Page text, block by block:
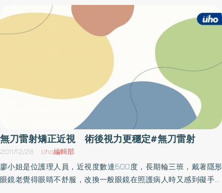
上經驗，因此在無從比較的基準下，就怕當到冤大頭。根據在醫院
從事近視雷射的專業醫師表示，其實市面近視雷射手術的名堂五花
八門，但不管號稱什麼飛秒雷射、6D雷射、除夜間眩光、升級色彩
鮮明雷射等，實際上就只有分板層刀與無刀雷射切割角膜二種方
式，另外再針對眼睛本身條件搭配準分子或前導波系統，其實根本
沒有太多的花樣和空間可以變化。如民眾近期有接受雷射手術的打
算，不妨先認識下列雷射程序和名詞，以防被解說的專業人員給誤
導或選擇到不適合自己的手術療程。知名眼科專業醫師張朝凱說
明，雷射最基礎的是切割角膜，將角膜上方依照比例平整切開，形
成角膜辦，保留角膜上皮以及前彈力層，等雷射過程結束後，再將
角膜瓣蓋回。切割角膜的方式分為板層刀與無刀雷射：●板層刀：是
在製作角膜瓣的過程中，使用刀片切削角膜瓣。●無刀雷射：就是以
雷射取代傳統板層刀來切割角膜瓣，使用雷射的好處在於能更精確
切割角膜瓣，可減少角膜瓣的損耗，保留最多角膜，對於過去受限
於高度近視或是角膜厚度不足而無法接受雷射者，或許無刀雷射是
無刀雷射矯正近視 術後視力更穩定#無刀雷射
2011/12/28 Uho編輯部
廖小姐是位護理人員，近視度數達600度，長期輪三班，戴著隱形
眼鏡老覺得眼睛不舒服，改換一般眼鏡在照護病人時又感到礙手礙